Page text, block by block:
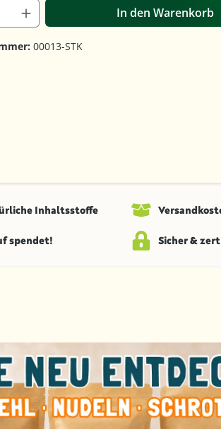
In den Warenkorb
00013-STK
Inhaltsstoffe
spendet! Sicher &